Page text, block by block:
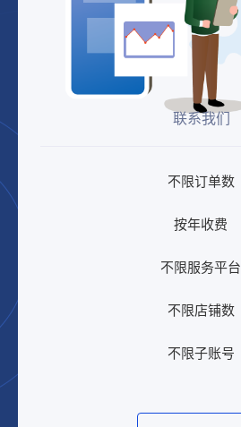
联系我们
不限订单数
按年收费
不限服务平台
不限店铺数
不限子账号